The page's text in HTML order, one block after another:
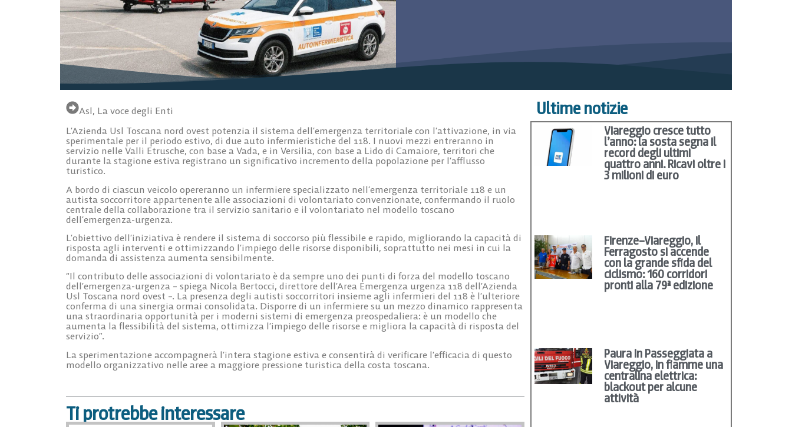
Asl, La voce degli Enti
L’Azienda Usl Toscana nord ovest potenzia il sistema dell’emergenza territoriale con l’attivazione, in via
sperimentale per il periodo estivo, di due auto infermieristiche del 118. I nuovi mezzi entreranno in
servizio nelle Valli Etrusche, con base a Vada, e in Versilia, con base a Lido di Camaiore, territori che
durante la stagione estiva registrano un significativo incremento della popolazione per l’afflusso
turistico.
A bordo di ciascun veicolo opereranno un infermiere specializzato nell’emergenza territoriale 118 e un
autista soccorritore appartenente alle associazioni di volontariato convenzionate, confermando il ruolo
centrale della collaborazione tra il servizio sanitario e il volontariato nel modello toscano
dell’emergenza-urgenza.
L’obiettivo dell’iniziativa è rendere il sistema di soccorso più flessibile e rapido, migliorando la capacità di
risposta agli interventi e ottimizzando l’impiego delle risorse disponibili, soprattutto nei mesi in cui la
domanda di assistenza aumenta sensibilmente.
“Il contributo delle associazioni di volontariato è da sempre uno dei punti di forza del modello toscano
dell’emergenza-urgenza – spiega Nicola Bertocci, direttore dell’Area Emergenza urgenza 118 dell’Azienda
Usl Toscana nord ovest –. La presenza degli autisti soccorritori insieme agli infermieri del 118 è l’ulteriore
conferma di una sinergia ormai consolidata. Disporre di un infermiere su un mezzo dinamico rappresenta
una straordinaria opportunità per i moderni sistemi di emergenza preospedaliera: è un modello che
aumenta la flessibilità del sistema, ottimizza l’impiego delle risorse e migliora la capacità di risposta del
servizio”.
La sperimentazione accompagnerà l’intera stagione estiva e consentirà di verificare l’efficacia di questo
modello organizzativo nelle aree a maggiore pressione turistica della costa toscana.
Ti protrebbe interessare
Ultime notizie
Viareggio cresce tutto
l’anno: la sosta segna il
record degli ultimi
quattro anni. Ricavi oltre i
3 milioni di euro
Firenze–Viareggio, il
Ferragosto si accende
con la grande sfida del
ciclismo: 160 corridori
pronti alla 79ª edizione
Paura in Passeggiata a
Viareggio, in fiamme una
centralina elettrica:
blackout per alcune
attività